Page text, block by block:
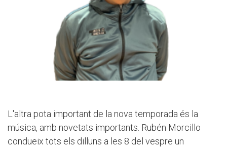
L'altra pota important de la nova temporada és la
música, amb novetats importants. Rubén Morcillo
condueix tots els dilluns a les 8 del vespre un